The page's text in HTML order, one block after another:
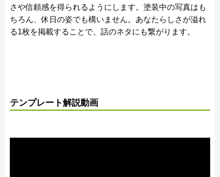
さや信頼感を得られるようにします。塗装中の写真はも
ちろん、休日の姿でも構いません。あなたらしさが溢れ
る1枚を掲載することで、話のネタにも繋がります。
テンプレート解説動画